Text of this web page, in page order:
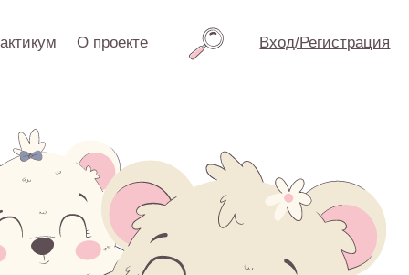
Вход/Регистрация